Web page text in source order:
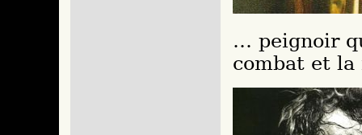
… peignoir
combat et la